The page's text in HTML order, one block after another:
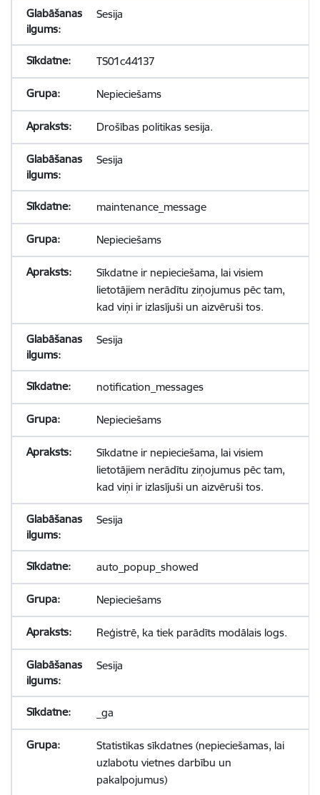
Sesija
TS01c44137
Nepieciešams
Drošības politikas sesija.
Sesija
maintenance_message
Nepieciešams
Sīkdatne ir nepieciešama, lai visiem
lietotājiem nerādītu ziņojumus pēc tam,
kad viņi ir izlasījuši un aizvēruši tos.
Sesija
notification_messages
Nepieciešams
Sīkdatne ir nepieciešama, lai visiem
lietotājiem nerādītu ziņojumus pēc tam,
kad viņi ir izlasījuši un aizvēruši tos.
Sesija
auto_popup_showed
Nepieciešams
Reģistrē, ka tiek parādīts modālais logs.
Sesija
_ga
Statistikas sīkdatnes (nepieciešamas, lai
uzlabotu vietnes darbību un
pakalpojumus)